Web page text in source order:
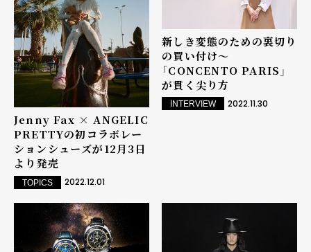
Jenny Fax × ANGELIC
PRETTYの初コラボレー
ションシューズが12月3日
より発売
TOPICS 2022.12.01
新しき変態のための裏切り
の買い付け～
「CONCENTO PARIS」
が貫く尖り方
INTERVIEW 2022.11.30